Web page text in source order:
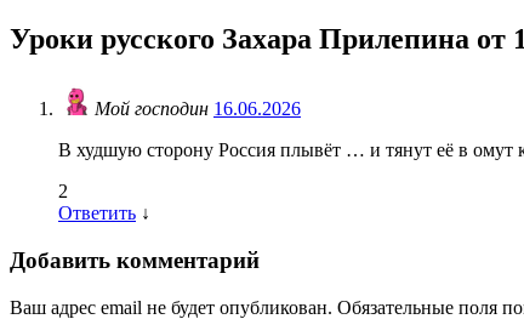
Уроки русского Захара Прилепина от
Мой господин 16.06.2026
В худшую сторону Россия плывёт … и тянут её в
2
Ответить ↓
Добавить комментарий
Ваш адрес email не будет опубликован. Обязательные поля